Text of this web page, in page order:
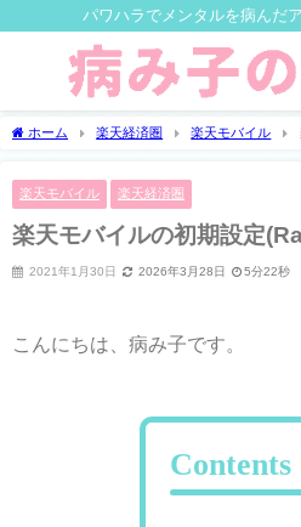
パワハラでメンタルを病んだ
ホーム 楽天経済圏 楽天モバイル
楽天モバイル 楽天経済圏
楽天モバイルの初期設定
2021年1月30日 2026年3月28日 5分22秒
こんにちは、病み子です。
Contents